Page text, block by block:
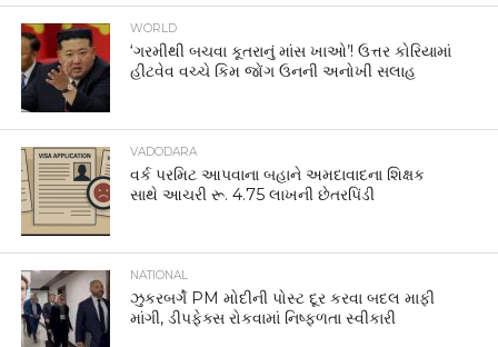
WORLD
‘ગરમીથી બચવા કૂતરાનું માંસ ખાઓ’! ઉત્તર કોરિયામાં
હીટવેવ વચ્ચે કિમ જોંગ ઉનની અનોખી સલાહ
VADODARA
વર્ક પરમિટ આપવાના બહાને અમદાવાદના શિક્ષક
સાથે આચરી રૂ. 4.75 લાખની છેતરપિંડી
NATIONAL
ઝુકરબર્ગે PM મોદીની પોસ્ટ દૂર કરવા બદલ માફી
માંગી, ડીપફેક્સ રોકવામાં નિષ્ફળતા સ્વીકારી